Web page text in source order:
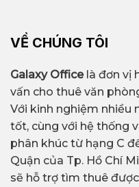
VỀ CHÚNG TÔI
Galaxy Officelà đơn vị
vấn cho thuê văn
Với kinh nghiệm nhiều
tốt, cùng với hệ thống
phân khúc từ hạng C
Quận của Tp. Hồ Chí
sẽ hỗ trợ tìm thuê